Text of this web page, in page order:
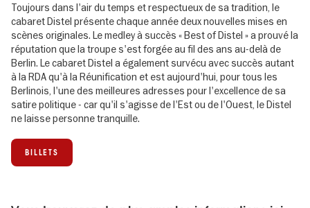
Toujours dans l'air du temps et respectueux de sa tradition, le
cabaret Distel présente chaque année deux nouvelles mises en
scènes originales. Le medley à succès « Best of Distel » a prouvé la
réputation que la troupe s'est forgée au fil des ans au-delà de
Berlin. Le cabaret Distel a également survécu avec succès autant
à la RDA qu'à la Réunification et est aujourd'hui, pour tous les
Berlinois, l'une des meilleures adresses pour l'excellence de sa
satire politique - car qu'il s'agisse de l'Est ou de l'Ouest, le Distel
ne laisse personne tranquille.
BILLETS